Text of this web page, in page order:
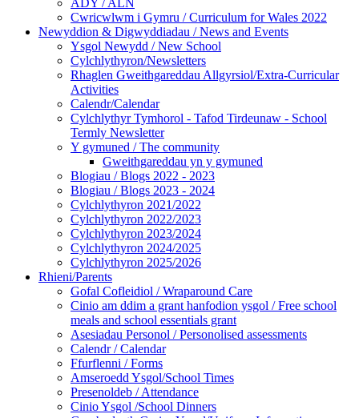
Cwricwlwm i Gymru / Curriculum for Wales 2022
Newyddion & Digwyddiadau / News and Events
Ysgol Newydd / New School
Cylchlythyron/Newsletters
Rhaglen Gweithgareddau Allgyrsiol/Extra-Curricular
Activities
Calendr/Calendar
Cylchlythyr Tymhorol - Tafod Tirdeunaw - School
Termly Newsletter
Y gymuned / The community
Gweithgareddau yn y gymuned
Blogiau / Blogs 2022 - 2023
Blogiau / Blogs 2023 - 2024
Cylchlythyron 2021/2022
Cylchlythyron 2022/2023
Cylchlythyron 2023/2024
Cylchlythyron 2024/2025
Cylchlythyron 2025/2026
Rhieni/Parents
Gofal Cofleidiol / Wraparound Care
Cinio am ddim a grant hanfodion ysgol / Free school
meals and school essentials grant
Asesiadau Personol / Personolised assessments
Calendr / Calendar
Ffurflenni / Forms
Amseroedd Ysgol/School Times
Presenoldeb / Attendance
Cinio Ysgol /School Dinners